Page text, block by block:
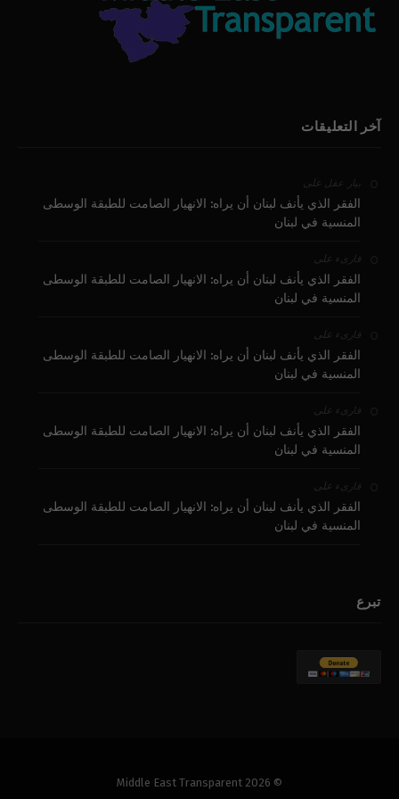
آخر التعليقات
بيار عقل على
الفقر الذي يأنف لبنان أن يراه: الانهيار الصامت للطبقة الوسطى
المنسية في لبنان
قارىء على
الفقر الذي يأنف لبنان أن يراه: الانهيار الصامت للطبقة الوسطى
المنسية في لبنان
قارىء على
الفقر الذي يأنف لبنان أن يراه: الانهيار الصامت للطبقة الوسطى
المنسية في لبنان
قارىء على
الفقر الذي يأنف لبنان أن يراه: الانهيار الصامت للطبقة الوسطى
المنسية في لبنان
قارىء على
الفقر الذي يأنف لبنان أن يراه: الانهيار الصامت للطبقة الوسطى
المنسية في لبنان
تبرع
© 2026 Middle East Transparent